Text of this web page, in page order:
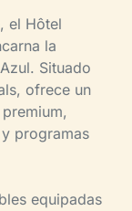
el Hôtel
la
Situado
ofrece un
programas
equipadas